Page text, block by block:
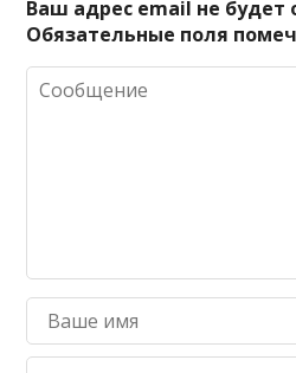
Ваш адрес email не будет
Обязательные поля